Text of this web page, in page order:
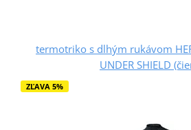
termotriko s dlhým rukávom
UNDER SHIELD
ZĽAVA 5%